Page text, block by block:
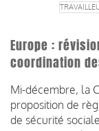
Europe :
coordination
Mi-décembre, la
proposition de
de sécurité